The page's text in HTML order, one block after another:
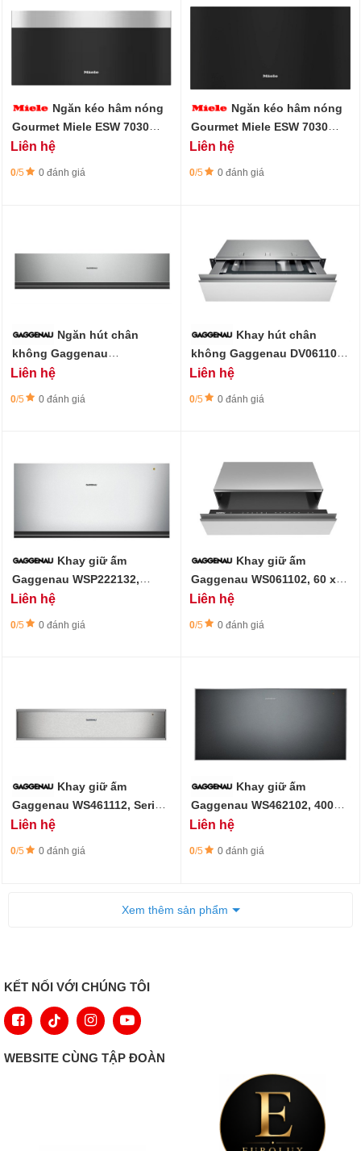
Ngăn kéo hâm nóng
Gourmet Miele ESW 7030
CLST, không tay cầm cao 32
Liên hệ
0/5 0 đánh giá
Ngăn kéo hâm nóng
Gourmet Miele ESW 7030
OBSW, không tay cầm cao
Liên hệ
0/5 0 đánh giá
Ngăn hút chân
không Gaggenau
DVP221110, series 200, 60 x
Liên hệ
0/5 0 đánh giá
Khay hút chân
không Gaggenau DV061100,
series 400, 60 x 14 cm
Liên hệ
0/5 0 đánh giá
Khay giữ ấm
Gaggenau WSP222132,
dòng 200, 60 x 29 cm, bạc
Liên hệ
0/5 0 đánh giá
Khay giữ ấm
Gaggenau WS061102, 60 x
14 cm
Liên hệ
0/5 0 đánh giá
Khay giữ ấm
Gaggenau WS461112, Serie
400, 60 x 14 cm
Liên hệ
0/5 0 đánh giá
Khay giữ ấm
Gaggenau WS462102, 400
series, 60 x 29 cm
Liên hệ
0/5 0 đánh giá
Xem thêm sản phẩm
KẾT NỐI VỚI CHÚNG TÔI
WEBSITE CÙNG TẬP ĐOÀN